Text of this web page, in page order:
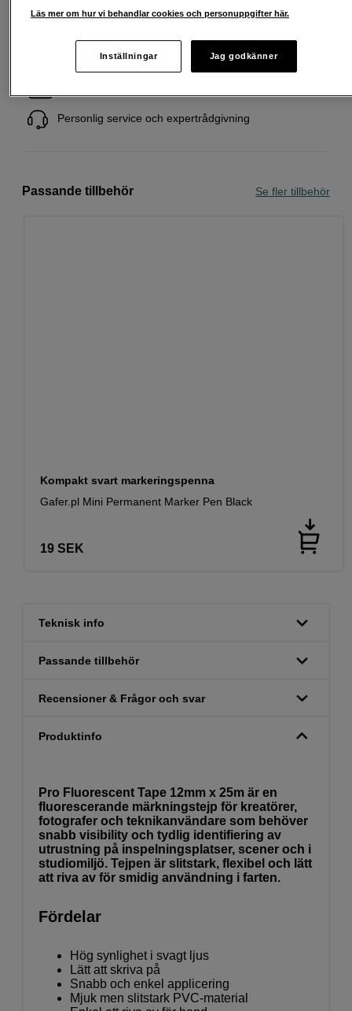
Fri frakt vid köp över 1 500 kronor
Personlig service och expertrådgivning
Passande tillbehör Se fler tillbehör
Kompakt svart markeringspenna
Gafer.pl Mini Permanent Marker Pen Black
19 SEK
Teknisk info
Passande tillbehör
Recensioner & Frågor och svar
Produktinfo
Pro Fluorescent Tape 12mm x 25m är en
fluorescerande märkningstejp för kreatörer,
fotografer och teknikanvändare som behöver
snabb visibility och tydlig identifiering av
utrustning på inspelningsplatser, scener och i
studiomiljö. Tejpen är slitstark, flexibel och lätt
att riva av för smidig användning i farten.
Fördelar
Hög synlighet i svagt ljus
Lätt att skriva på
Snabb och enkel applicering
Mjuk men slitstark PVC-material
Läs mer om hur vi behandlar cookies och personuppgifter här.
Inställningar Jag godkänner